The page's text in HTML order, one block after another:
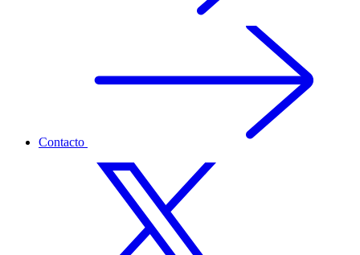
Contacto